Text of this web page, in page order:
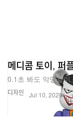
디자인
메디콤 토이, 퍼
0.1초 봐도 악당같
Jul 10, 2020